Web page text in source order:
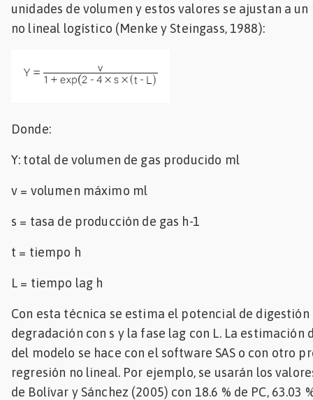
unidades de volumen y estos valores se ajustan a
no lineal logístico (Menke y Steingass, 1988):
Donde:
Y: total de volumen de gas producido ml
v = volumen máximo ml
s = tasa de producción de gas h-1
t = tiempo h
L = tiempo lag h
Con esta técnica se estima el potencial de digestión
degradación con s y la fase lag con L. La estimación
del modelo se hace con el software SAS o con otro
regresión no lineal. Por ejemplo, se usarán los
de Bolívar y Sánchez (2005) con 18.6 % de PC, 63.03